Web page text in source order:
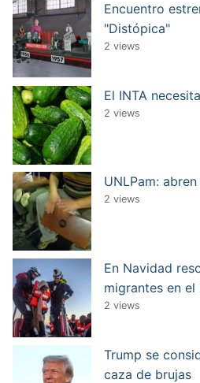
Encuentro
"Distópica"
2 views
El INTA
2 views
UNLPam:
2 views
En Navidad
migrantes en
2 views
Trump se
caza de brujas